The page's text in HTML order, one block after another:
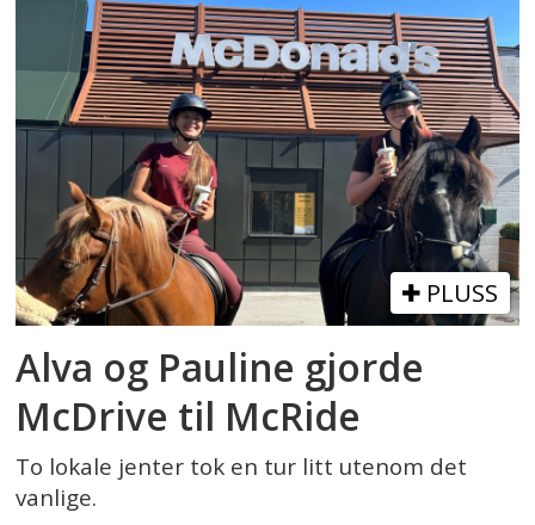
PLUSS
Alva og Pauline gjorde
McDrive til McRide
To lokale jenter tok en tur litt utenom det
vanlige.